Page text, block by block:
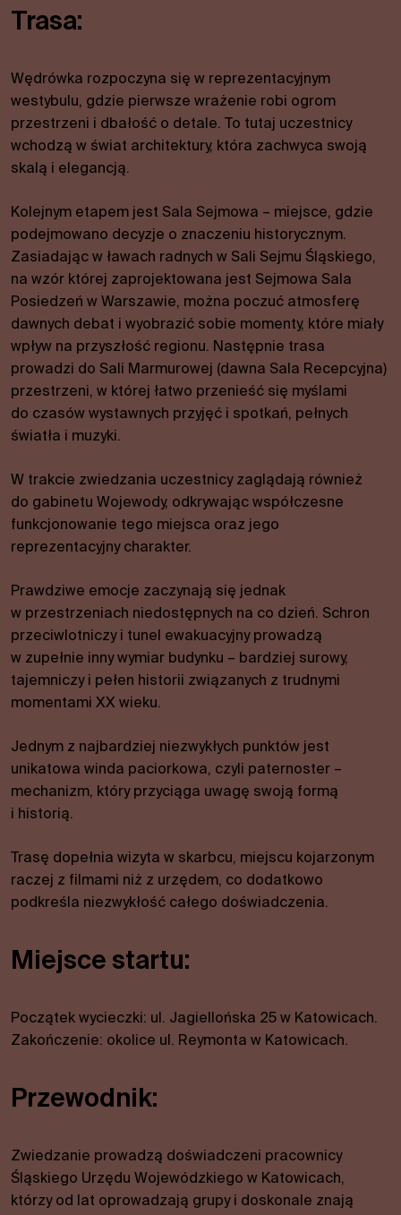
Trasa:
Wędrówka rozpoczyna się w reprezentacyjnym
westybulu, gdzie pierwsze wrażenie robi ogrom
przestrzeni i dbałość o detale. To tutaj uczestnicy
wchodzą w świat architektury, która zachwyca swoją
skalą i elegancją.
Kolejnym etapem jest Sala Sejmowa – miejsce, gdzie
podejmowano decyzje o znaczeniu historycznym.
Zasiadając w ławach radnych w Sali Sejmu Śląskiego,
na wzór której zaprojektowana jest Sejmowa Sala
Posiedzeń w Warszawie, można poczuć atmosferę
dawnych debat i wyobrazić sobie momenty, które miały
wpływ na przyszłość regionu. Następnie trasa
prowadzi do Sali Marmurowej (dawna Sala Recepcyjna)
przestrzeni, w której łatwo przenieść się myślami
do czasów wystawnych przyjęć i spotkań, pełnych
światła i muzyki.
W trakcie zwiedzania uczestnicy zaglądają również
do gabinetu Wojewody, odkrywając współczesne
funkcjonowanie tego miejsca oraz jego
reprezentacyjny charakter.
Prawdziwe emocje zaczynają się jednak
w przestrzeniach niedostępnych na co dzień. Schron
przeciwlotniczy i tunel ewakuacyjny prowadzą
w zupełnie inny wymiar budynku – bardziej surowy,
tajemniczy i pełen historii związanych z trudnymi
momentami XX wieku.
Jednym z najbardziej niezwykłych punktów jest
unikatowa winda paciorkowa, czyli paternoster –
mechanizm, który przyciąga uwagę swoją formą
i historią.
Trasę dopełnia wizyta w skarbcu, miejscu kojarzonym
raczej z filmami niż z urzędem, co dodatkowo
podkreśla niezwykłość całego doświadczenia.
Miejsce startu:
Początek wycieczki: ul. Jagiellońska 25 w Katowicach.
Zakończenie: okolice ul. Reymonta w Katowicach.
Przewodnik:
Zwiedzanie prowadzą doświadczeni pracownicy
Śląskiego Urzędu Wojewódzkiego w Katowicach,
którzy od lat oprowadzają grupy i doskonale znają
opcjonalne.
Są one
Statystyki
W celu
poprawy